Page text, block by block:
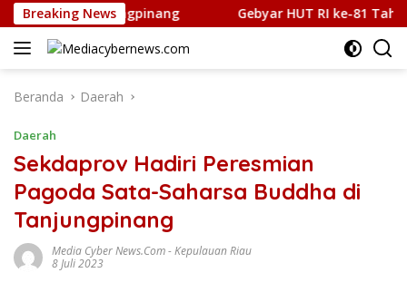
Langsung
ke
konten
Breaking News
di Tanjungpinang Gebyar HUT RI ke-81 Tahun
Beranda Daerah
Daerah
Sekdaprov Hadiri Peresmian
Pagoda Sata-Saharsa Buddha di
Tanjungpinang
Media Cyber News.Com-Kepulauan Riau
8 Juli 2023